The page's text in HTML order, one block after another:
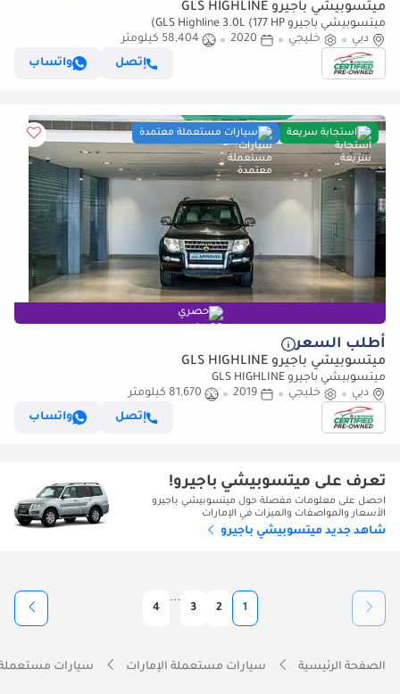
ميتسوبيشي باجيرو GLS HIGHLINE
ميتسوبيشي باجيرو GLS Highline 3.0L (177 HP)
دبي
خليجي 2020
58,404 كيلومتر
إتصل
واتساب
استجابة سريعة سيارات مستعملة معتمدة
حصري
أطلب السعر
ميتسوبيشي باجيرو GLS HIGHLINE
ميتسوبيشي باجيرو GLS HIGHLINE
دبي
خليجي 2019
81,670 كيلومتر
إتصل
واتساب
تعرف على ميتسوبيشي باجيرو!
احصل على معلومات مفصلة حول ميتسوبيشي باجيرو
الأسعار والمواصفات والميزات في الإمارات
شاهد جديد ميتسوبيشي باجيرو
1
2
3
...
4
الصفحة الرئيسية سيارات مستعملة الإمارات سيارات